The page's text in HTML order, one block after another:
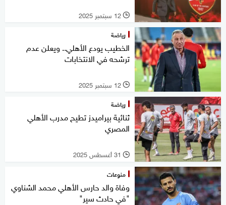
l 12 سبتمبر 2025
رياضة
الخطيب يودع الأهلي.. ويعلن عدم
ترشحه في الانتخابات
l 12 سبتمبر 2025
رياضة
ثنائية بيراميدز تطيح مدرب الأهلي
المصري
l 31 أغسطس 2025
منوعات
وفاة والد حارس الأهلي محمد الشناوي
"في حادث سير"